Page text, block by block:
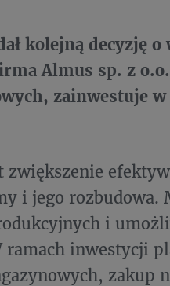
kolejną decyzję o
Almus sp. z
zainwestuje
zwiększenie
i jego rozbudowa.
i
inwestycji
zakup